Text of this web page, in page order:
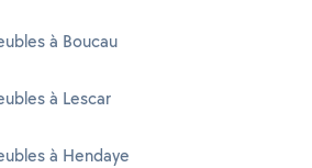
à Boucau
à Lescar
à Hendaye